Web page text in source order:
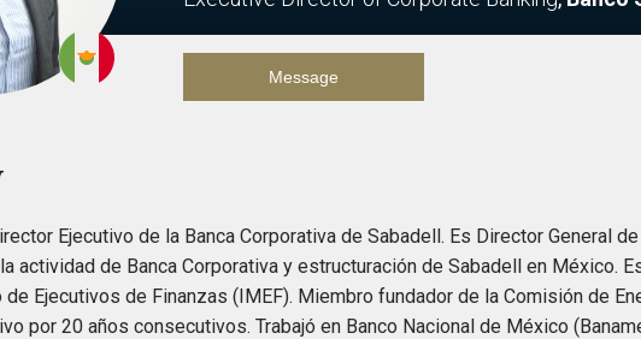
Message
Ejecutivo de la Banca Corporativa de Sabadell. Es Director General
actividad de Banca Corporativa y estructuración de Sabadell en México.
Ejecutivos de Finanzas (IMEF). Miembro fundador de la Comisión de
por 20 años consecutivos. Trabajó en Banco Nacional de México